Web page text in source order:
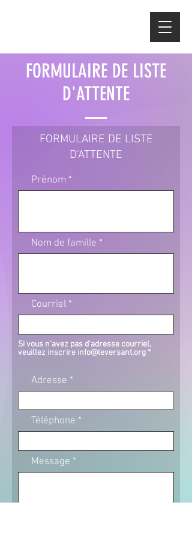
FORMULAIRE DE LISTE
D'ATTENTE
FORMULAIRE DE LISTE
D'ATTENTE
Prénom
Nom de famille
Courriel
Si vous n’avez pas d’adresse courriel,
veuillez inscrire info@leversant.org *
Adresse
Téléphone
Message